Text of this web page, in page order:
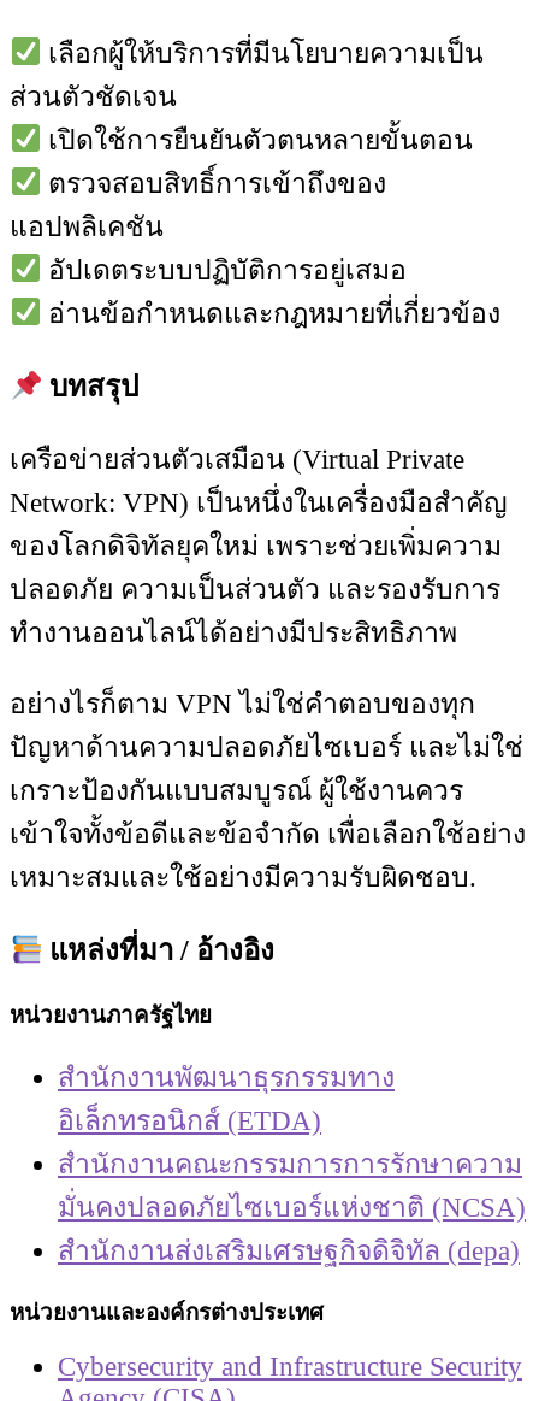
เลือกผู้ให้บริการที่มีนโยบายความเป็น
ส่วนตัวชัดเจน
เปิดใช้การยืนยันตัวตนหลายขั้นตอน
ตรวจสอบสิทธิ์การเข้าถึงของ
แอปพลิเคชัน
อัปเดตระบบปฏิบัติการอยู่เสมอ
อ่านข้อกำหนดและกฎหมายที่เกี่ยวข้อง
บทสรุป
เครือข่ายส่วนตัวเสมือน (Virtual Private
Network: VPN) เป็นหนึ่งในเครื่องมือสำคัญ
ของโลกดิจิทัลยุคใหม่ เพราะช่วยเพิ่มความ
ปลอดภัย ความเป็นส่วนตัว และรองรับการ
ทำงานออนไลน์ได้อย่างมีประสิทธิภาพ
อย่างไรก็ตาม VPN ไม่ใช่คำตอบของทุก
ปัญหาด้านความปลอดภัยไซเบอร์ และไม่ใช่
เกราะป้องกันแบบสมบูรณ์ ผู้ใช้งานควร
เข้าใจทั้งข้อดีและข้อจำกัด เพื่อเลือกใช้อย่าง
เหมาะสมและใช้อย่างมีความรับผิดชอบ.
แหล่งที่มา / อ้างอิง
หน่วยงานภาครัฐไทย
สำนักงานพัฒนาธุรกรรมทาง
อิเล็กทรอนิกส์ (ETDA)
สำนักงานคณะกรรมการการรักษาความ
มั่นคงปลอดภัยไซเบอร์แห่งชาติ (NCSA)
สำนักงานส่งเสริมเศรษฐกิจดิจิทัล (depa)
หน่วยงานและองค์กรต่างประเทศ
Cybersecurity and Infrastructure Security